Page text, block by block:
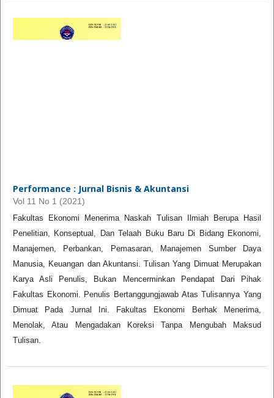
Performance : Jurnal Bisnis & Akuntansi
Vol 11 No 1 (2021)
Fakultas Ekonomi Menerima Naskah Tulisan Ilmiah Berupa Hasil
Penelitian, Konseptual, Dan Telaah Buku Baru Di Bidang Ekonomi,
Manajemen, Perbankan, Pemasaran, Manajemen Sumber Daya
Manusia, Keuangan dan Akuntansi. Tulisan Yang Dimuat Merupakan
Karya Asli Penulis, Bukan Mencerminkan Pendapat Dari Pihak
Fakultas Ekonomi. Penulis Bertanggungjawab Atas Tulisannya Yang
Dimuat Pada Jurnal Ini. Fakultas Ekonomi Berhak Menerima,
Menolak, Atau Mengadakan Koreksi Tanpa Mengubah Maksud
Tulisan.